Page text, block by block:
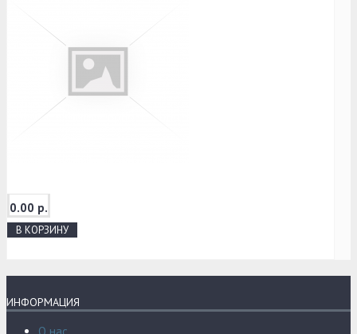
0.00 р.
В КОРЗИНУ
ИНФОРМАЦИЯ